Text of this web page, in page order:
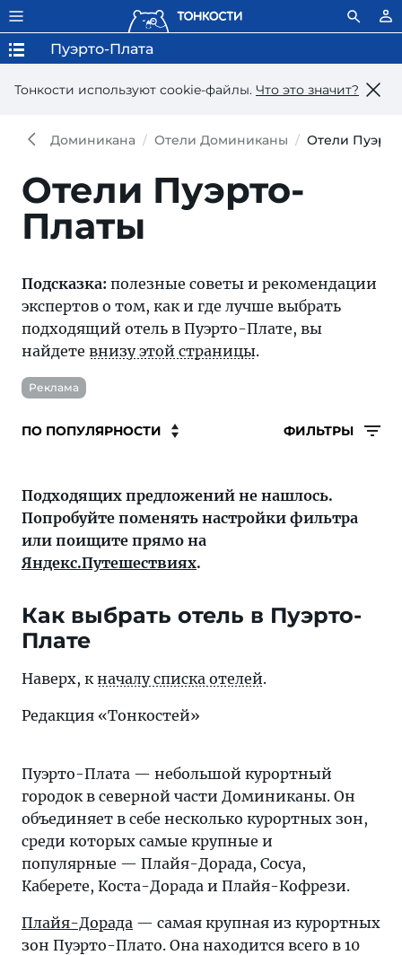
Тонкости используют сookie-файлы. Что это значит?
Пуэрто-Плата
Доминикана Отели Доминиканы Отели
Отели Пуэрто-
Платы
Подсказка: полезные советы и рекомендации
экспертов о том, как и где лучше выбрать
подходящий отель в Пуэрто-Плате, вы
найдете внизу этой страницы.
Реклама
ФИЛЬТРЫ
Подходящих предложений не нашлось.
Попробуйте поменять настройки фильтра
или поищите прямо на
Яндекс.Путешествиях.
Как выбрать отель в Пуэрто-
Плате
Наверх, кначалу списка отелей.
Редакция «Тонкостей»
Пуэрто-Плата — небольшой курортный
городок в северной части Доминиканы. Он
объединяет в себе несколько курортных зон,
среди которых самые крупные и
популярные — Плайя-Дорада, Сосуа,
Каберете, Коста-Дорада и Плайя-Кофрези.
Плайя-Дорада — самая крупная из курортных
зон Пуэрто-Плато. Она находится всего в 10